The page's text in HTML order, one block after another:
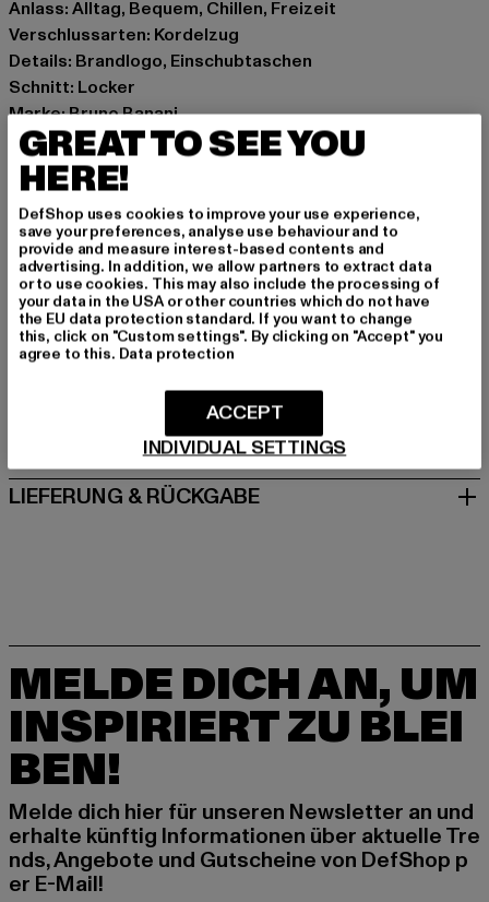
Anlass: Alltag, Bequem, Chillen, Freizeit
Verschlussarten: Kordelzug
Details: Brandlogo, Einschubtaschen
Schnitt: Locker
Marke: Bruno Banani
Kat.: Track Pants
Farbe: schwarz
Hersteller Farbe: black
Materialzusammensetzung: 100% Polyester
Art.Nr: BBM126-010-00007
Hersteller: Noctane |Nando@noctane-distributions.com
Am Hof 41683 | 1100 Vienna | AT
GRÖSSE & PASSFORM
PFLEGEHINWEISE
LIEFERUNG & RÜCKGABE
MELDE DICH AN, UM
INSPIRIERT ZU BLEI
BEN!
Melde dich hier für unseren Newsletter an und
erhalte künftig Informationen über aktuelle Tre
nds, Angebote und Gutscheine von DefShop p
er E-Mail!
GREAT TO SEE YOU
HERE!
DefShop uses cookies to improve your use experience,
save your preferences, analyse use behaviour and to
provide and measure interest-based contents and
advertising. In addition, we allow partners to extract data
or to use cookies. This may also include the processing of
your data in the USA or other countries which do not have
the EU data protection standard. If you want to change
this, click on "Custom settings". By clicking on "Accept" you
agree to this. Data protection
INDIVIDUAL SETTINGS
ACCEPT